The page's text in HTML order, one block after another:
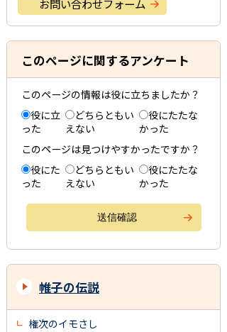
お問い合わせフォーム
このページに関するアンケート
このページの情報は役に立ちましたか？
役に立
った
どちらともい
えない
役にたたな
かった
このページは見つけやすかったですか？
役にた
った
どちらともい
えない
役にたたな
かった
帷子の伝説
権次のイモさし